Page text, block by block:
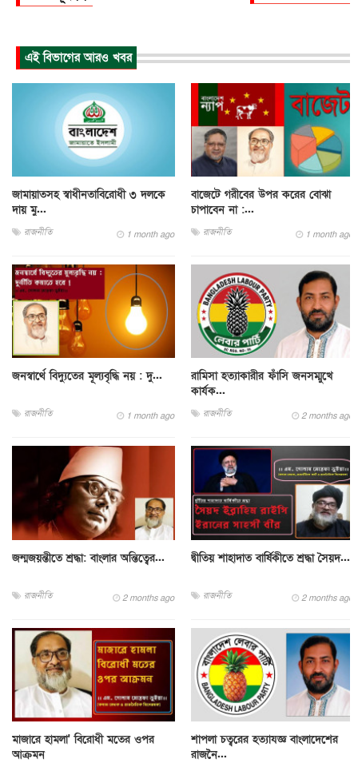
এই বিভাগের আরও খবর
জামায়াতসহ স্বাধীনতাবিরোধী ৩ দলকে
দায় মু...
রাজনীতি 1 month ago
বাজেটে গরীবের উপর করের বোঝা
চাপাবেন না :...
রাজনীতি 1 month ago
জনস্বার্থে বিদ্যুতের মূল্যবৃদ্ধি নয় : দু...
রাজনীতি 1 month ago
রামিসা হত্যাকারীর ফাঁসি জনসম্মুখে
কার্যক...
রাজনীতি 2 months ago
জন্মজয়ন্তীতে শ্রদ্ধা: বাংলার অন্তিত্বের...
রাজনীতি 2 months ago
দ্বীতিয় শাহাদাত বার্ষিকীতে শ্রদ্ধা সৈয়দ...
রাজনীতি 2 months ago
মাজারে হামলা' বিরোধী মতের ওপর
আক্রমন
শাপলা চত্বরের হত্যাযজ্ঞ বাংলাদেশের
রাজনৈ...